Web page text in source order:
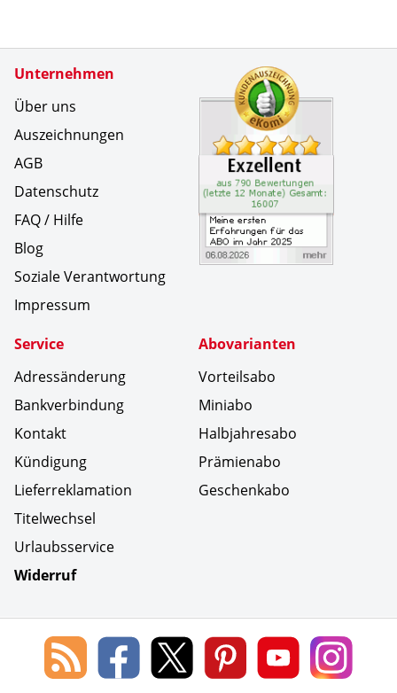
Unternehmen
Über uns
Auszeichnungen
AGB
Datenschutz
FAQ / Hilfe
Blog
Soziale Verantwortung
Impressum
Service
Adressänderung
Bankverbindung
Kontakt
Kündigung
Lieferreklamation
Titelwechsel
Urlaubsservice
Widerruf
Abovarianten
Vorteilsabo
Miniabo
Halbjahresabo
Prämienabo
Geschenkabo
Zertifikate
Social Media
Blog
des
Lorenz
Leserservice
Lorenz
Leserservice
Lorenz
Leserservice
Lorenz
Leserservice
Lorenz